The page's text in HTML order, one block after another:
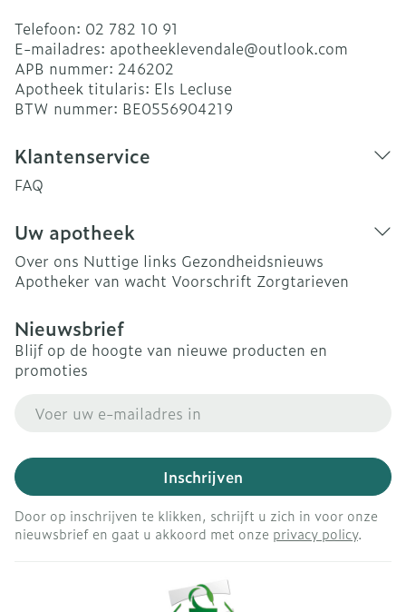
Telefoon: 02 782 10 91
E-mailadres: apotheeklevendale@outlook.com
APB nummer: 246202
Apotheek titularis: Els Lecluse
BTW nummer: BE0556904219
Klantenservice
FAQ
Uw apotheek
Over ons Nuttige links Gezondheidsnieuws
Apotheker van wacht Voorschrift Zorgtarieven
Nieuwsbrief
Blijf op de hoogte van nieuwe producten en
promoties
Inschrijven
Door op inschrijven te klikken, schrijft u zich in voor onze
nieuwsbrief en gaat u akkoord met onze privacy policy.